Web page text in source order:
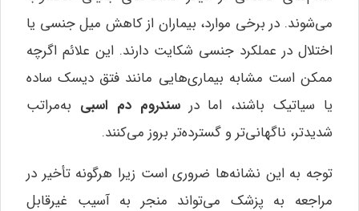
می‌شوند. در برخی موارد، بیماران از کاهش میل جنسی یا
اختلال در عملکرد جنسی شکایت دارند. این علائم اگرچه
ممکن است مشابه بیماری‌هایی مانند فتق دیسک ساده
یا سیاتیک باشند، اما درسندروم دم اسبی به‌مراتب
شدیدتر، ناگهانی‌تر و گسترده‌تر بروز می‌کنند.
توجه به این نشانه‌ها ضروری است زیرا هرگونه تأخیر در
مراجعه به پزشک می‌تواند منجر به آسیب غیرقابل